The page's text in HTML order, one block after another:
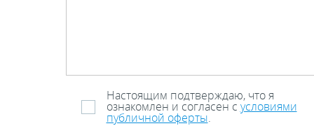
Настоящим подтверждаю, что я
ознакомлен и согласен с условиями
публичной оферты.